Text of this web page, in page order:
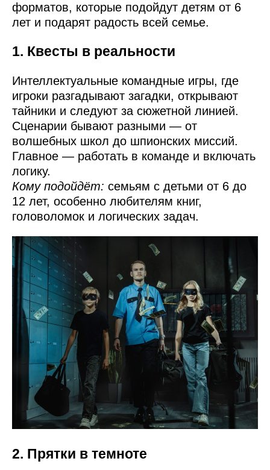
форматов, которые подойдут детям от 6
лет и подарят радость всей семье.
1. Квесты в реальности
Интеллектуальные командные игры, где
игроки разгадывают загадки, открывают
тайники и следуют за сюжетной линией.
Сценарии бывают разными — от
волшебных школ до шпионских миссий.
Главное — работать в команде и включать
логику.
Кому подойдёт: семьям с детьми от 6 до
12 лет, особенно любителям книг,
головоломок и логических задач.
2. Прятки в темноте